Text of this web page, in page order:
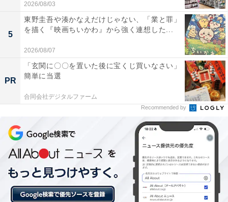
2026/08/03
5
東野圭吾や湊かなえだけじゃない、「業と罪」
を描く『映画ちいかわ』から強く連想した...
2026/08/07
PR
「玄関に〇〇を置いた後に宝くじ買いなさい」
簡単に当選
合同会社デジタルファーム
Recommended by